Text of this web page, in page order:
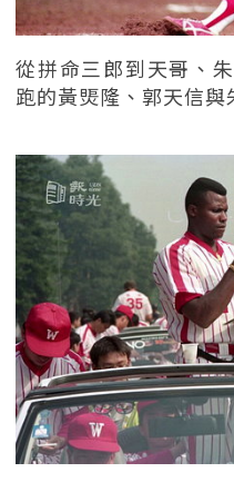
從拼命三郎到天哥、
跑的黃煚隆、郭天信與